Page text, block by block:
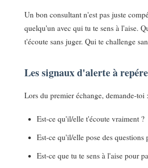
Un bon consultant n'est pas juste
quelqu'un avec qui tu te sens à l'aise.
t'écoute sans juger. Qui te challenge
Les signaux d'alerte à
Lors du premier échange, demande-toi :
Est-ce qu'il/elle t'écoute vraiment ?
Est-ce qu'il/elle pose des questions
Est-ce que tu te sens à l'aise pour